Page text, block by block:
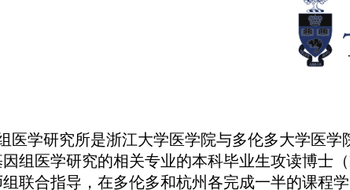
医学研究所是浙江大学医学院与多伦多大学医学
组医学研究的相关专业的本科毕业生攻读博士（
联合指导，在多伦多和杭州各完成一半的课程